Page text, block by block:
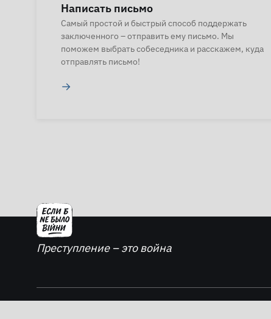
Написать письмо
Самый простой и быстрый способ поддержать
заключенного – отправить ему письмо. Мы
поможем выбрать собеседника и расскажем, куда
отправлять письмо!
→
Преступление – это война